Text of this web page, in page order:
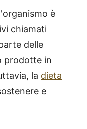
è
chiamati
delle
prodotte in
la dieta
e